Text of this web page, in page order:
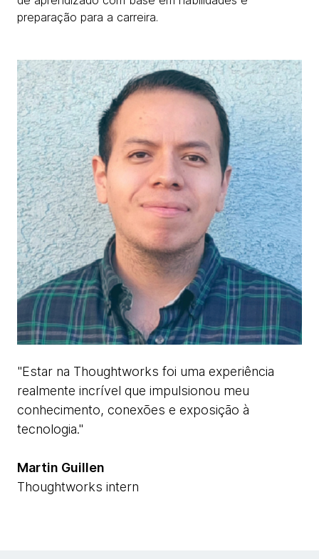
preparação para a carreira.
"Estar na Thoughtworks foi uma experiência
realmente incrível que impulsionou meu
conhecimento, conexões e exposição à
tecnologia."
Martin Guillen
Thoughtworks intern